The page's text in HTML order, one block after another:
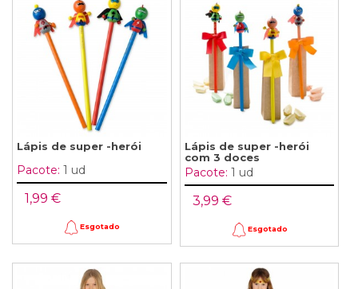
Lápis de super -herói
Pacote: 1 ud
1,99 €
Esgotado
Lápis de super -herói
com 3 doces
Pacote: 1 ud
3,99 €
Esgotado